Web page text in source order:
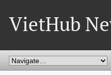
VietHub